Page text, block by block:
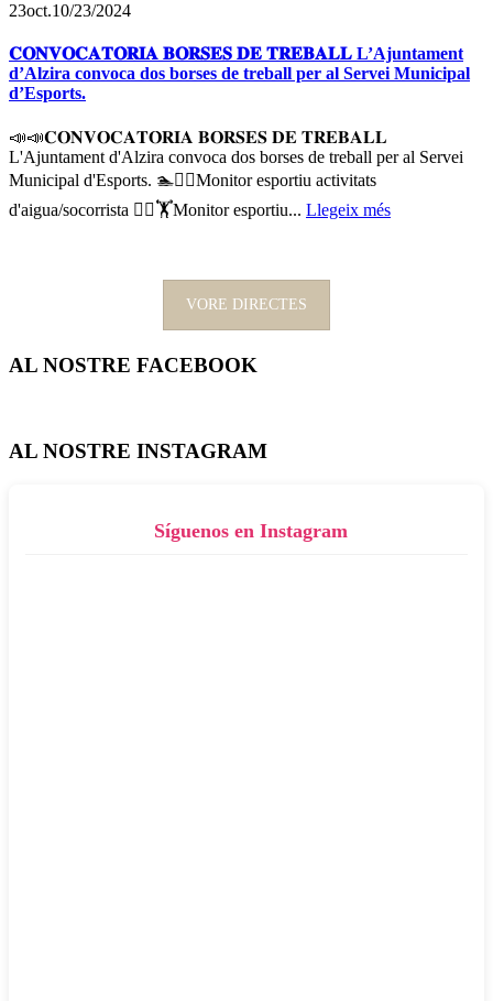
23oct.10/23/2024
𝐂𝐎𝐍𝐕𝐎𝐂𝐀𝐓𝐎̀𝐑𝐈𝐀 𝐁𝐎𝐑𝐒𝐄𝐒 𝐃𝐄 𝐓𝐑𝐄𝐁𝐀𝐋𝐋 L’Ajuntament
d’Alzira convoca dos borses de treball per al Servei Municipal
d’Esports.
📣📣𝐂𝐎𝐍𝐕𝐎𝐂𝐀𝐓𝐎̀𝐑𝐈𝐀 𝐁𝐎𝐑𝐒𝐄𝐒 𝐃𝐄 𝐓𝐑𝐄𝐁𝐀𝐋𝐋
L'Ajuntament d'Alzira convoca dos borses de treball per al Servei
Municipal d'Esports. 🏊🏊‍♂️Monitor esportiu activitats
d'aigua/socorrista 🤸‍♀️🏋️Monitor esportiu... Llegeix més
VORE DIRECTES
AL NOSTRE FACEBOOK
AL NOSTRE INSTAGRAM
Síguenos en Instagram